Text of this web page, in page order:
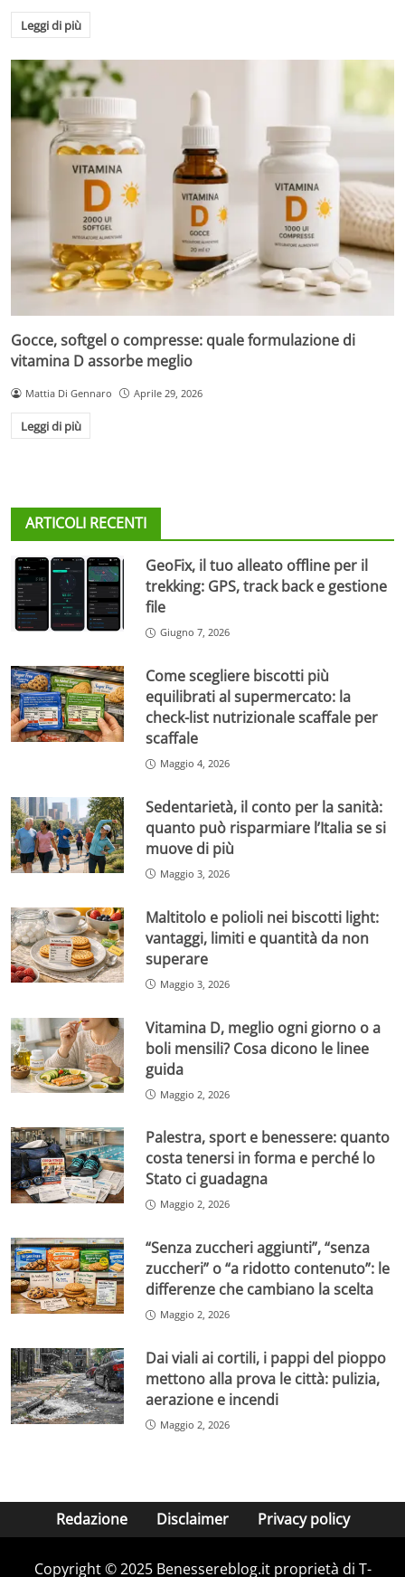
Leggi di più
Gocce, softgel o compresse: quale formulazione di
vitamina D assorbe meglio
Mattia Di Gennaro Aprile 29, 2026
Leggi di più
ARTICOLI RECENTI
GeoFix, il tuo alleato offline per il
trekking: GPS, track back e gestione
file
Giugno 7, 2026
Come scegliere biscotti più
equilibrati al supermercato: la
check-list nutrizionale scaffale per
scaffale
Maggio 4, 2026
Sedentarietà, il conto per la sanità:
quanto può risparmiare l’Italia se si
muove di più
Maggio 3, 2026
Maltitolo e polioli nei biscotti light:
vantaggi, limiti e quantità da non
superare
Maggio 3, 2026
Vitamina D, meglio ogni giorno o a
boli mensili? Cosa dicono le linee
guida
Maggio 2, 2026
Palestra, sport e benessere: quanto
costa tenersi in forma e perché lo
Stato ci guadagna
Maggio 2, 2026
“Senza zuccheri aggiunti”, “senza
zuccheri” o “a ridotto contenuto”: le
differenze che cambiano la scelta
Maggio 2, 2026
Dai viali ai cortili, i pappi del pioppo
mettono alla prova le città: pulizia,
aerazione e incendi
Maggio 2, 2026
Redazione Disclaimer Privacy policy
Copyright © 2025 Benessereblog.it proprietà di T-